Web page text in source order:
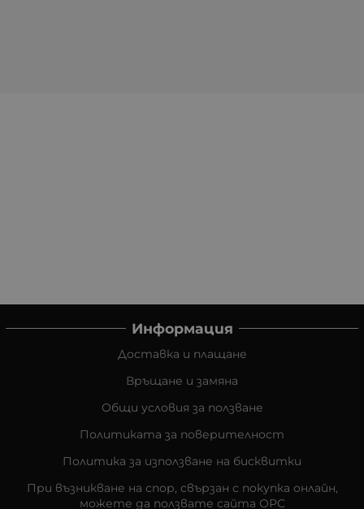
Информация
Доставка и плащане
Връщане и замяна
Общи условия за ползване
Политиката за поверителност
Политика за използване на бисквитки
При възникване на спор, свързан с покупка онлайн,
можете да ползвате сайта ОРС